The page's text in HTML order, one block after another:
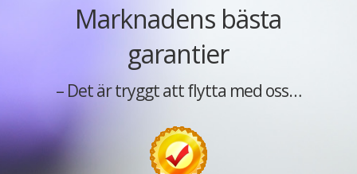
Marknadens bästa
garantier
– Det är tryggt att flytta med oss…